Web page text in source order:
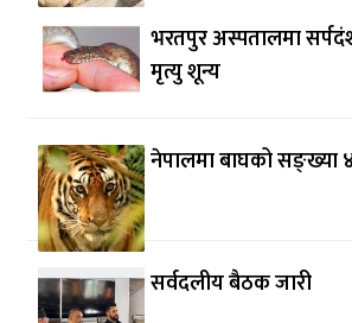
भरतपुर अस्पतालमा
मृत्यु शून्य
नेपालमा बाघको सङ्ख्या
सर्वदलीय बैठक जारी